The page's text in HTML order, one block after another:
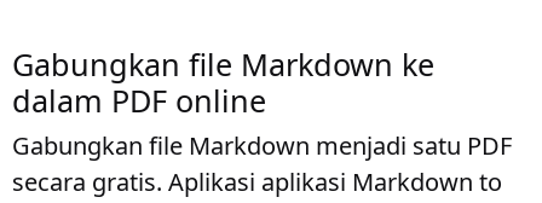
Gabungkan file Markdown ke
dalam PDF online
Gabungkan file Markdown menjadi satu PDF
secara gratis. Aplikasi aplikasi Markdown to